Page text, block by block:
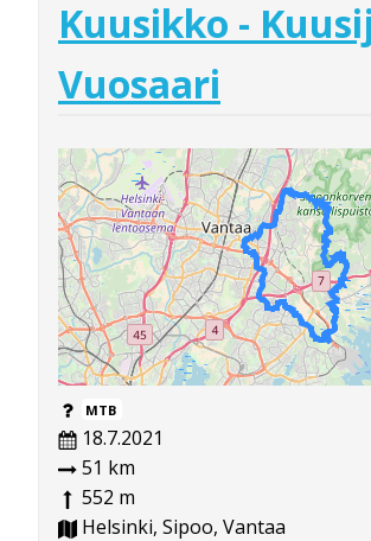
Kuusikko -
Vuosaari
MTB
18.7.2021
51 km
552 m
Helsinki, Sipoo, Vantaa